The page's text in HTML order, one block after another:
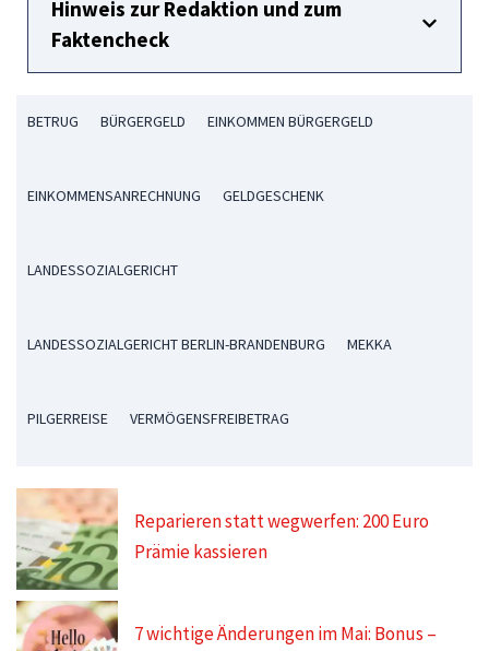
Hinweis zur Redaktion und zum
Faktencheck
BETRUG BÜRGERGELD EINKOMMEN BÜRGERGELD
EINKOMMENSANRECHNUNG GELDGESCHENK
LANDESSOZIALGERICHT
LANDESSOZIALGERICHT BERLIN-BRANDENBURG MEKKA
PILGERREISE VERMÖGENSFREIBETRAG
Reparieren statt wegwerfen: 200 Euro
Prämie kassieren
7 wichtige Änderungen im Mai: Bonus –